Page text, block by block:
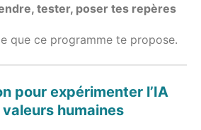
tester, poser tes repères
que ce programme te propose.
pour expérimenter l’IA
humaines